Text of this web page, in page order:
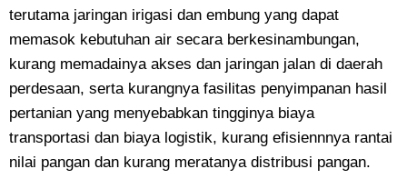
terutama jaringan irigasi dan embung yang dapat
memasok kebutuhan air secara berkesinambungan,
kurang memadainya akses dan jaringan jalan di daerah
perdesaan, serta kurangnya fasilitas penyimpanan hasil
pertanian yang menyebabkan tingginya biaya
transportasi dan biaya logistik, kurang efisiennnya rantai
nilai pangan dan kurang meratanya distribusi pangan.